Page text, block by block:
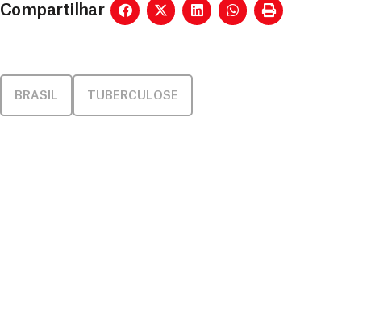
Compartilhar
BRASIL TUBERCULOSE